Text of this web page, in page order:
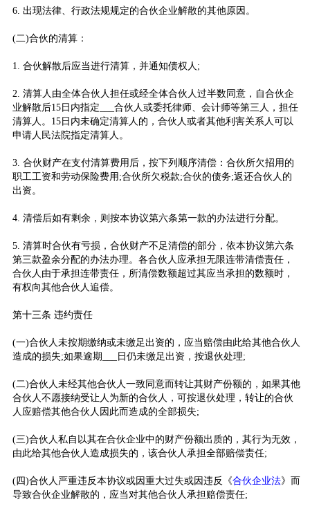
6. 出现法律、行政法规规定的合伙企业解散的其他原因。
(二)合伙的清算：
1. 合伙解散后应当进行清算，并通知债权人;
2. 清算人由全体合伙人担任或经全体合伙人过半数同意，自合伙企
业解散后15日内指定___合伙人或委托律师、会计师等第三人，担任
清算人。15日内未确定清算人的，合伙人或者其他利害关系人可以
申请人民法院指定清算人。
3. 合伙财产在支付清算费用后，按下列顺序清偿：合伙所欠招用的
职工工资和劳动保险费用;合伙所欠税款;合伙的债务;返还合伙人的
出资。
4. 清偿后如有剩余，则按本协议第六条第一款的办法进行分配。
5. 清算时合伙有亏损，合伙财产不足清偿的部分，依本协议第六条
第三款盈余分配的办法办理。各合伙人应承担无限连带清偿责任，
合伙人由于承担连带责任，所清偿数额超过其应当承担的数额时，
有权向其他合伙人追偿。
第十三条 违约责任
(一)合伙人未按期缴纳或未缴足出资的，应当赔偿由此给其他合伙人
造成的损失;如果逾期___日仍未缴足出资，按退伙处理;
(二)合伙人未经其他合伙人一致同意而转让其财产份额的，如果其他
合伙人不愿接纳受让人为新的合伙人，可按退伙处理，转让的合伙
人应赔偿其他合伙人因此而造成的全部损失;
(三)合伙人私自以其在合伙企业中的财产份额出质的，其行为无效，
由此给其他合伙人造成损失的，该合伙人承担全部赔偿责任;
(四)合伙人严重违反本协议或因重大过失或因违反《合伙企业法》而
导致合伙企业解散的，应当对其他合伙人承担赔偿责任;